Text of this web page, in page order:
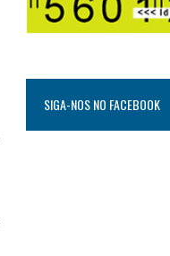
SIGA-NOS NO FACEBOOK